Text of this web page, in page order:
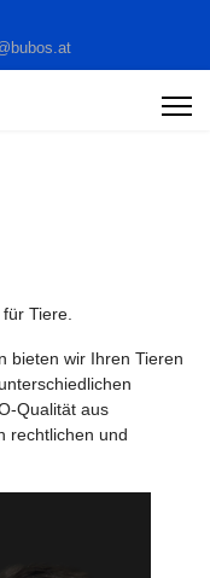
Tiere.
bieten wir Ihren Tieren
Qualität aus
rechtlichen und